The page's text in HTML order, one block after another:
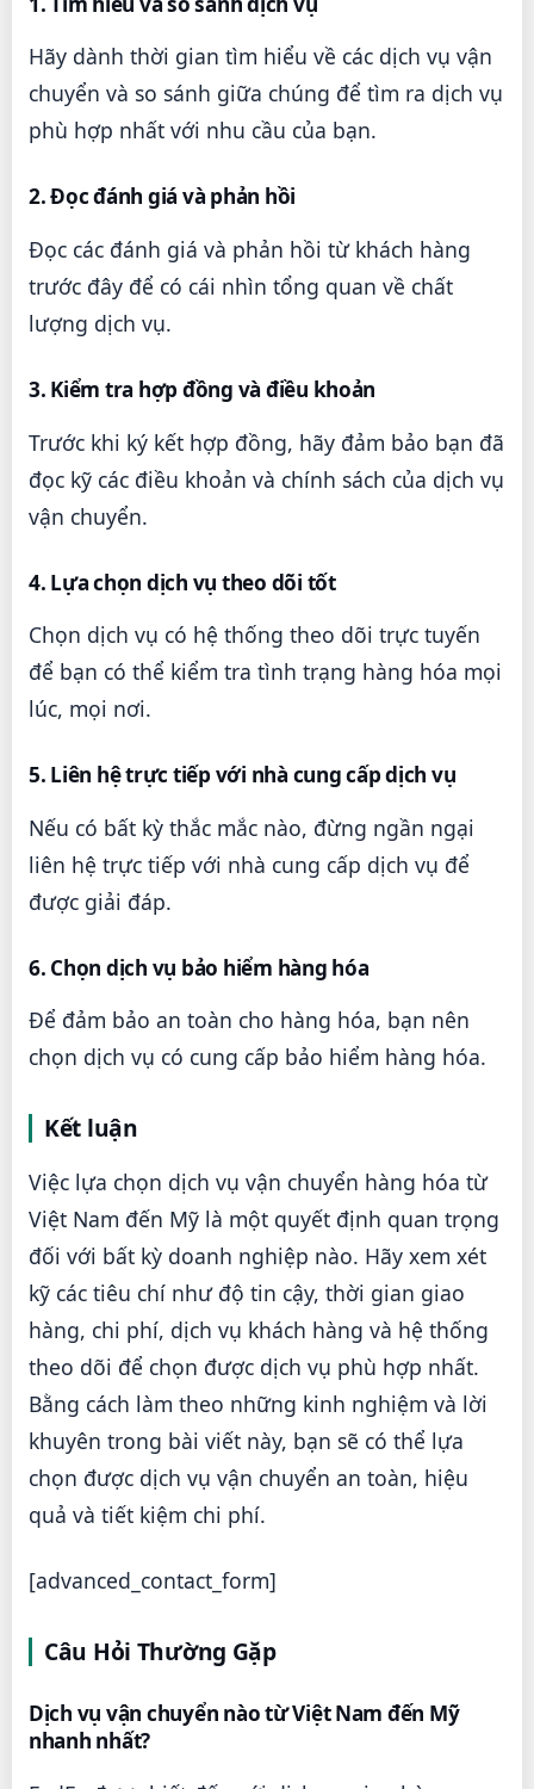
Hãy dành thời gian tìm hiểu về các dịch vụ vận
chuyển và so sánh giữa chúng để tìm ra dịch vụ
phù hợp nhất với nhu cầu của bạn.
2. Đọc đánh giá và phản hồi
Đọc các đánh giá và phản hồi từ khách hàng
trước đây để có cái nhìn tổng quan về chất
lượng dịch vụ.
3. Kiểm tra hợp đồng và điều khoản
Trước khi ký kết hợp đồng, hãy đảm bảo bạn đã
đọc kỹ các điều khoản và chính sách của dịch vụ
vận chuyển.
4. Lựa chọn dịch vụ theo dõi tốt
Chọn dịch vụ có hệ thống theo dõi trực tuyến
để bạn có thể kiểm tra tình trạng hàng hóa mọi
lúc, mọi nơi.
5. Liên hệ trực tiếp với nhà cung cấp dịch vụ
Nếu có bất kỳ thắc mắc nào, đừng ngần ngại
liên hệ trực tiếp với nhà cung cấp dịch vụ để
được giải đáp.
6. Chọn dịch vụ bảo hiểm hàng hóa
Để đảm bảo an toàn cho hàng hóa, bạn nên
chọn dịch vụ có cung cấp bảo hiểm hàng hóa.
Kết luận
Việc lựa chọn dịch vụ vận chuyển hàng hóa từ
Việt Nam đến Mỹ là một quyết định quan trọng
đối với bất kỳ doanh nghiệp nào. Hãy xem xét
kỹ các tiêu chí như độ tin cậy, thời gian giao
hàng, chi phí, dịch vụ khách hàng và hệ thống
theo dõi để chọn được dịch vụ phù hợp nhất.
Bằng cách làm theo những kinh nghiệm và lời
khuyên trong bài viết này, bạn sẽ có thể lựa
chọn được dịch vụ vận chuyển an toàn, hiệu
quả và tiết kiệm chi phí.
[advanced_contact_form]
Câu Hỏi Thường Gặp
Dịch vụ vận chuyển nào từ Việt Nam đến Mỹ
nhanh nhất?